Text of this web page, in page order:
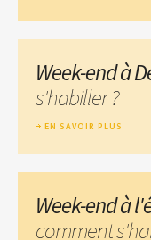
Week-end à
s'habiller ?
EN SAVOIR PLUS
Week-end à
comment